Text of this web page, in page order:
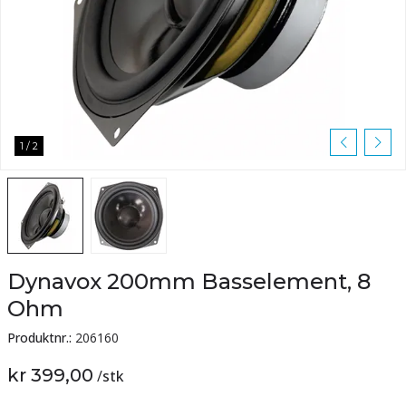
1 / 2
Dynavox 200mm Basselement, 8
Ohm
Produktnr.: 206160
kr 399,00 /stk